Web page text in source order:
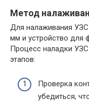
Метод
Для налаживания
мм и устройство для
Процесс наладки
этапов:
Проверка
убедиться,